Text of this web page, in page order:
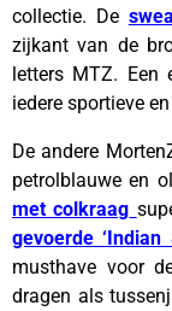
collectie. De
zijkant van de
letters MTZ. Een
iedere sportieve
De andere
petrolblauwe en
met colkraag
gevoerde ‘Indian
musthave voor
dragen als